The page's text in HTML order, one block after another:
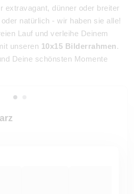
extravagant, dünner oder breiter
natürlich - wir haben sie alle!
Lauf und verleihe Deinem
unseren 10x15 Bilderrahmen.
Deine schönsten Momente